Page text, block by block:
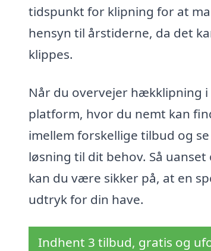
tidspunkt for klipning for at
hensyn til årstiderne, da det
klippes.
Når du overvejer hækklipning
platform, hvor du nemt kan
imellem forskellige tilbud og
løsning til dit behov. Så
kan du være sikker på, at en
udtryk for din have.
Indhent 3 tilbud, gratis og